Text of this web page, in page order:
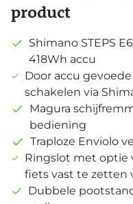
product
Shimano STEPS
418Wh accu
Door accu
schakelen via
Magura
bediening
Traploze Enviolo
Ringslot met optie
fiets vast te zetten
Dubbele